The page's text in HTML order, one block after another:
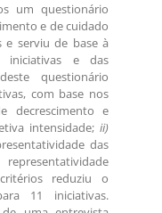
um questionário
e de cuidado
e serviu de base à
iniciativas e das
questionário
com base nos
decrescimento e
intensidade; ii)
das
representatividade
reduziu o
11 iniciativas.